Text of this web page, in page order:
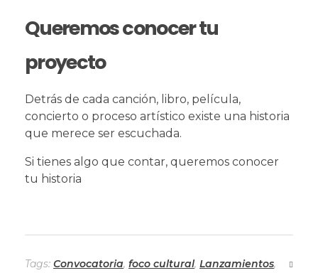
Queremos conocer tu
proyecto
Detrás de cada canción, libro, película,
concierto o proceso artístico existe una historia
que merece ser escuchada.
Si tienes algo que contar, queremos conocer
tu historia
Tags: Convocatoria, foco cultural, Lanzamientos,